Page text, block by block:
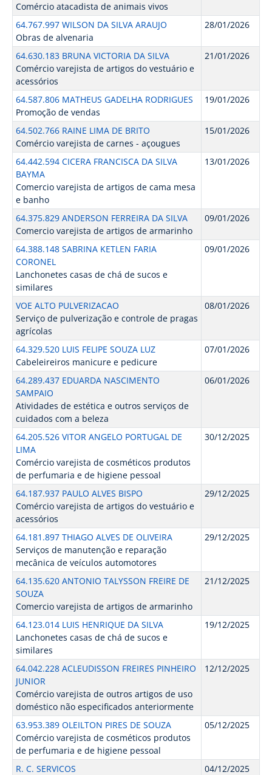
Comércio atacadista de animais vivos
64.767.997 WILSON DA SILVA ARAUJO
Obras de alvenaria
28/01/2026
64.630.183 BRUNA VICTORIA DA SILVA
Comércio varejista de artigos do vestuário e
acessórios
21/01/2026
64.587.806 MATHEUS GADELHA RODRIGUES
Promoção de vendas
19/01/2026
64.502.766 RAINE LIMA DE BRITO
Comércio varejista de carnes - açougues
15/01/2026
64.442.594 CICERA FRANCISCA DA SILVA
BAYMA
Comercio varejista de artigos de cama mesa
e banho
13/01/2026
64.375.829 ANDERSON FERREIRA DA SILVA
Comercio varejista de artigos de armarinho
09/01/2026
64.388.148 SABRINA KETLEN FARIA
CORONEL
Lanchonetes casas de chá de sucos e
similares
09/01/2026
VOE ALTO PULVERIZACAO
Serviço de pulverização e controle de pragas
agrícolas
08/01/2026
64.329.520 LUIS FELIPE SOUZA LUZ
Cabeleireiros manicure e pedicure
07/01/2026
64.289.437 EDUARDA NASCIMENTO
SAMPAIO
Atividades de estética e outros serviços de
cuidados com a beleza
06/01/2026
64.205.526 VITOR ANGELO PORTUGAL DE
LIMA
Comércio varejista de cosméticos produtos
de perfumaria e de higiene pessoal
30/12/2025
64.187.937 PAULO ALVES BISPO
Comércio varejista de artigos do vestuário e
acessórios
29/12/2025
64.181.897 THIAGO ALVES DE OLIVEIRA
Serviços de manutenção e reparação
mecânica de veículos automotores
29/12/2025
64.135.620 ANTONIO TALYSSON FREIRE DE
SOUZA
Comercio varejista de artigos de armarinho
21/12/2025
64.123.014 LUIS HENRIQUE DA SILVA
Lanchonetes casas de chá de sucos e
similares
19/12/2025
64.042.228 ACLEUDISSON FREIRES PINHEIRO
JUNIOR
Comércio varejista de outros artigos de uso
doméstico não especificados anteriormente
12/12/2025
63.953.389 OLEILTON PIRES DE SOUZA
Comércio varejista de cosméticos produtos
de perfumaria e de higiene pessoal
05/12/2025
R. C. SERVICOS
04/12/2025